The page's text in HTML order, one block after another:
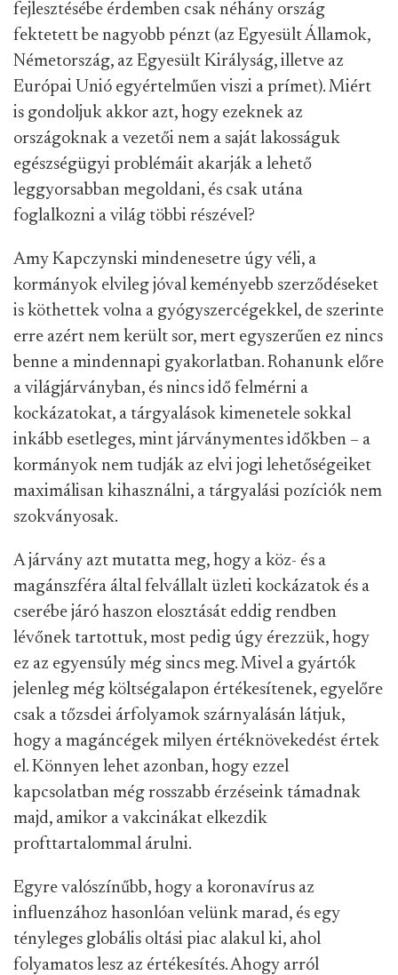
fejlesztésébe érdemben csak néhány ország
fektetett be nagyobb pénzt (az Egyesült Államok,
Németország, az Egyesült Királyság, illetve az
Európai Unió egyértelműen viszi a prímet). Miért
is gondoljuk akkor azt, hogy ezeknek az
országoknak a vezetői nem a saját lakosságuk
egészségügyi problémáit akarják a lehető
leggyorsabban megoldani, és csak utána
foglalkozni a világ többi részével?
Amy Kapczynski mindenesetre úgy véli, a
kormányok elvileg jóval keményebb szerződéseket
is köthettek volna a gyógyszercégekkel, de szerinte
erre azért nem került sor, mert egyszerűen ez nincs
benne a mindennapi gyakorlatban. Rohanunk előre
a világjárványban, és nincs idő felmérni a
kockázatokat, a tárgyalások kimenetele sokkal
inkább esetleges, mint járványmentes időkben – a
kormányok nem tudják az elvi jogi lehetőségeiket
maximálisan kihasználni, a tárgyalási pozíciók nem
szokványosak.
A járvány azt mutatta meg, hogy a köz- és a
magánszféra által felvállalt üzleti kockázatok és a
cserébe járó haszon elosztását eddig rendben
lévőnek tartottuk, most pedig úgy érezzük, hogy
ez az egyensúly még sincs meg. Mivel a gyártók
jelenleg még költségalapon értékesítenek, egyelőre
csak a tőzsdei árfolyamok szárnyalásán látjuk,
hogy a magáncégek milyen értéknövekedést értek
el. Könnyen lehet azonban, hogy ezzel
kapcsolatban még rosszabb érzéseink támadnak
majd, amikor a vakcinákat elkezdik
profttartalommal árulni.
Egyre valószínűbb, hogy a koronavírus az
influenzához hasonlóan velünk marad, és egy
tényleges globális oltási piac alakul ki, ahol
folyamatos lesz az értékesítés. Ahogy arról